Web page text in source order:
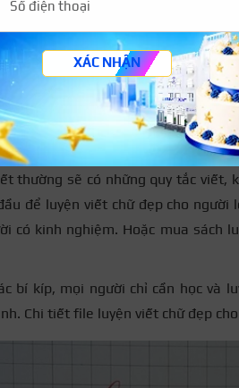
làm giá đỡ bút.
góc 60 độ, tuyệt độ không cầm
đầu ngón tay khoảng từ 2 – 3cm.
hướng thành một đường thẳng.
người lớn
thường sẽ có những quy tắc viết,
để luyện viết chữ đẹp cho
có kinh nghiệm. Hoặc mua sách
bí kíp, mọi người chỉ cần học và
Chi tiết file luyện viết chữ đẹp
XÁC NHẬN